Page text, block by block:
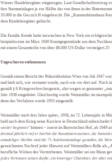
Wiener Handelsregister eingetragen. Laut Gesellschaftsvertrag
ihre Stammeinlagen je zur Hälfte das von ihnen in der
35.000 in die Ges.m.b.H eingebracht. Die „Kunstauktionshaus
dem Handelsregister gelöscht.
Die Familie Kende hatte inzwischen in New York ein
beispielsweise im März 1949 Kunstgegenstände aus dem
mit einem Gesamterlös von über 88.000 US-Dollar versteigert.25
Ungeschoren entkommen
Gemäß einem Bericht der Polizeidirektion Wien von Juli 1947
und hielt sich, wie vermutet wurde, nach wie vor dort auf. Noch
gemäß § 6 Kriegsverbrechergesetz, also wegen so genannter
Jahr 1938 eingeleitet. Gleichzeitig wurde Weinmüller im
denn das Verfahren wurde 1955 eingestellt.
Weinmüller starb drei Jahre später, 1958, im 72. Lebensjahr in
bald nach dem Krieg seine Karriere in Deutschland
wieder beginnen"können – zuerst im Bayerischen Hof, ab 1949
dreimal jährlich rief er hierhin die Kunstinteressenten, die
untadeliger Akribie sind die 71 Auktionskataloge gestaltet, die
gezeichneten Nachruf jeder Hinweis auf Weinmüllers Rolle als
berufliche Wirken des Verstorbenen. Weinmüller sei ein Mann
jedes Vertrauen setzen durfte, ein knorriger Charakter, der aber